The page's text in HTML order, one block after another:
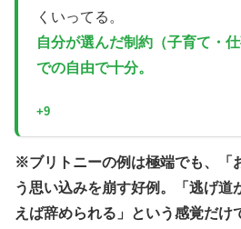
くいってる。
自分が選んだ制約（子育て・
での自由で十分。
+9
※ブリトニーの例は極端でも、「
う思い込みを崩す好例。「逃げ道
えば辞められる」という感覚だけ